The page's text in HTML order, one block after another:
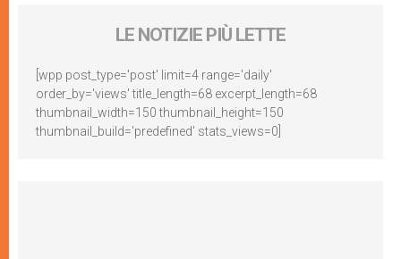
LE NOTIZIE PIÙ LETTE
[wpp post_type='post' limit=4 range='daily'
order_by='views' title_length=68 excerpt_length=68
thumbnail_width=150 thumbnail_height=150
thumbnail_build='predefined' stats_views=0]